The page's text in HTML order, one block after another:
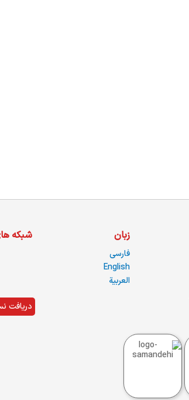
زبان
فارسی
English
العربية
شبکه
دریافت